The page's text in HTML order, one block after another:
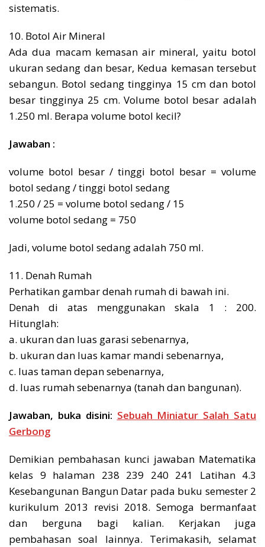
sistematis.
10. Botol Air Mineral
Ada dua macam kemasan air mineral, yaitu botol
ukuran sedang dan besar, Kedua kemasan tersebut
sebangun. Botol sedang tingginya 15 cm dan botol
besar tingginya 25 cm. Volume botol besar adalah
1.250 ml. Berapa volume botol kecil?
Jawaban :
volume botol besar / tinggi botol besar = volume
botol sedang / tinggi botol sedang
1.250 / 25 = volume botol sedang / 15
volume botol sedang = 750
Jadi, volume botol sedang adalah 750 ml.
11. Denah Rumah
Perhatikan gambar denah rumah di bawah ini.
Denah di atas menggunakan skala 1 : 200.
Hitunglah:
a. ukuran dan luas garasi sebenarnya,
b. ukuran dan luas kamar mandi sebenarnya,
c. luas taman depan sebenarnya,
d. luas rumah sebenarnya (tanah dan bangunan).
Jawaban, buka disini: Sebuah Miniatur Salah Satu
Gerbong
Demikian pembahasan kunci jawaban Matematika
kelas 9 halaman 238 239 240 241 Latihan 4.3
Kesebangunan Bangun Datar pada buku semester 2
kurikulum 2013 revisi 2018. Semoga bermanfaat
dan berguna bagi kalian. Kerjakan juga
pembahasan soal lainnya. Terimakasih, selamat